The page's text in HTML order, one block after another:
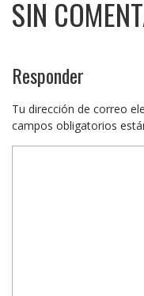
SIN
Responder
Tu dirección de correo
campos obligatorios